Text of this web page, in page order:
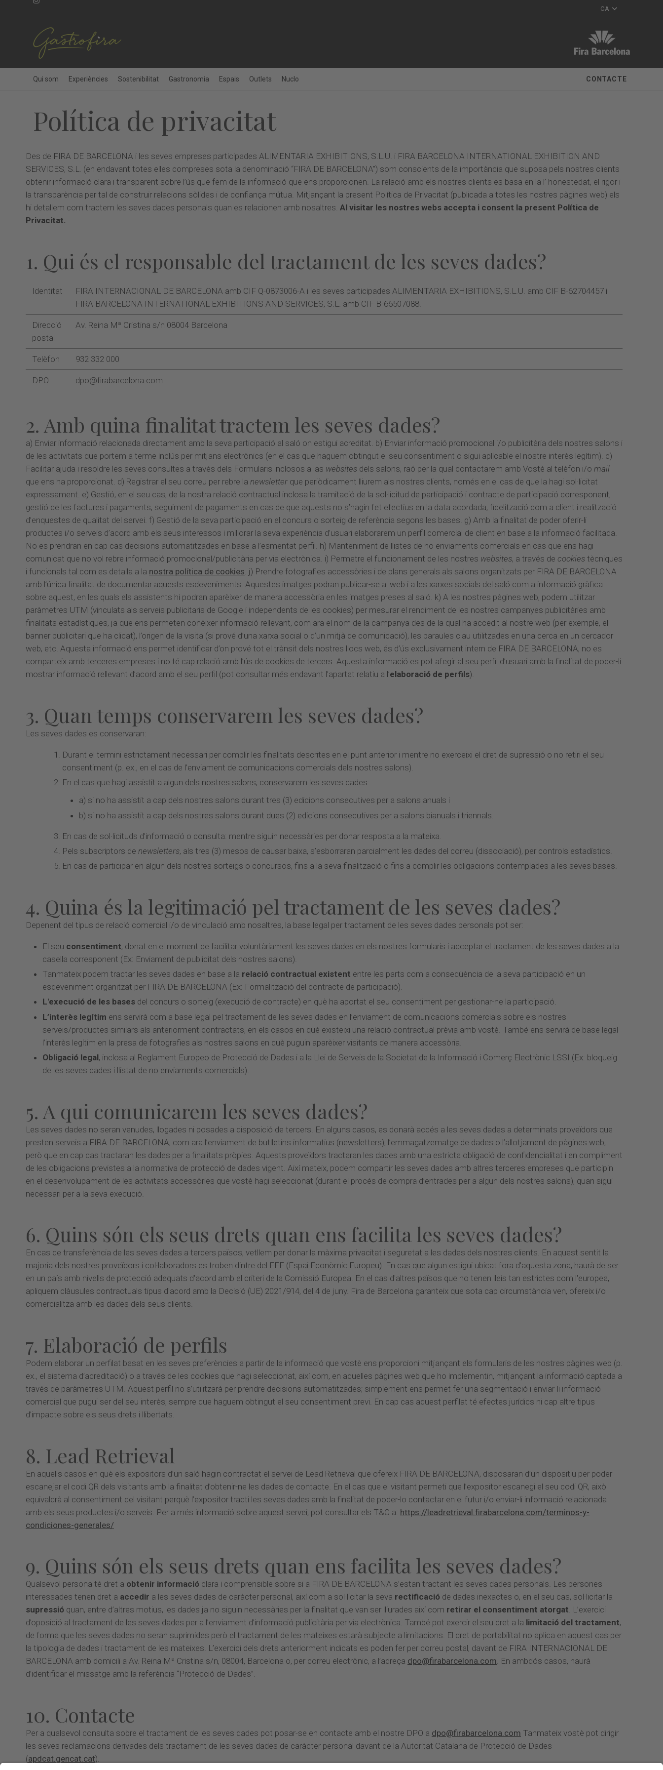
CA
Qui som Experiències Sostenibilitat Gastronomia Espais Outlets Nuclo CONTACTE
Política de privacitat
Des de FIRA DE BARCELONA i les seves empreses participades ALIMENTARIA EXHIBITIONS, S.L.U. i FIRA BARCELONA INTERNATIONAL EXHIBITION AND
SERVICES, S.L. (en endavant totes elles compreses sota la denominació “FIRA DE BARCELONA”) som conscients de la importància que suposa pels nostres clients
obtenir informació clara i transparent sobre l’ús que fem de la informació que ens proporcionen. La relació amb els nostres clients es basa en la l’ honestedat, el rigor i
la transparència per tal de construir relacions sòlides i de confiança mútua. Mitjançant la present Política de Privacitat (publicada a totes les nostres pàgines web) els
hi detallem com tractem les seves dades personals quan es relacionen amb nosaltres. Al visitar les nostres webs accepta i consent la present Política de
Privacitat.
1. Qui és el responsable del tractament de les seves dades?
Identitat
FIRA INTERNACIONAL DE BARCELONA amb CIF Q-0873006-A i les seves participades ALIMENTARIA EXHIBITIONS, S.L.U. amb CIF B-62704457 i
FIRA BARCELONA INTERNATIONAL EXHIBITIONS AND SERVICES, S.L. amb CIF B-66507088.
Direcció
postal
Av. Reina Mª Cristina s/n 08004 Barcelona
Telèfon 932 332 000
DPO dpo@firabarcelona.com
2. Amb quina finalitat tractem les seves dades?
a) Enviar informació relacionada directament amb la seva participació al saló on estigui acreditat. b) Enviar informació promocional i/o publicitària dels nostres salons i
de les activitats que portem a terme inclús per mitjans electrònics (en el cas que haguem obtingut el seu consentiment o sigui aplicable el nostre interès legítim). c)
Facilitar ajuda i resoldre les seves consultes a través dels Formularis inclosos a las websites dels salons, raó per la qual contactarem amb Vostè al telèfon i/o mail
que ens ha proporcionat. d) Registrar el seu correu per rebre la newsletter que periòdicament lliurem als nostres clients, només en el cas de que la hagi sol·licitat
expressament. e) Gestió, en el seu cas, de la nostra relació contractual inclosa la tramitació de la sol·licitud de participació i contracte de participació corresponent,
gestió de les factures i pagaments, seguiment de pagaments en cas de que aquests no s’hagin fet efectius en la data acordada, fidelització com a client i realització
d’enquestes de qualitat del servei. f) Gestió de la seva participació en el concurs o sorteig de referència segons les bases. g) Amb la finalitat de poder oferir-li
productes i/o serveis d’acord amb els seus interessos i millorar la seva experiència d’usuari elaborarem un perfil comercial de client en base a la informació facilitada.
No es prendran en cap cas decisions automatitzades en base a l’esmentat perfil. h) Manteniment de llistes de no enviaments comercials en cas que ens hagi
comunicat que no vol rebre informació promocional/publicitària per via electrònica. i) Permetre el funcionament de les nostres websites, a través de cookies tècniques
i funcionals tal com es detalla a la nostra política de cookies. j) Prendre fotografies accessòries i de plans generals als salons organitzats per FIRA DE BARCELONA
amb l’única finalitat de documentar aquests esdeveniments. Aquestes imatges podran publicar-se al web i a les xarxes socials del saló com a informació gràfica
sobre aquest, en les quals els assistents hi podran aparèixer de manera accessòria en les imatges preses al saló. k) A les nostres pàgines web, podem utilitzar
paràmetres UTM (vinculats als serveis publicitaris de Google i independents de les cookies) per mesurar el rendiment de les nostres campanyes publicitàries amb
finalitats estadístiques, ja que ens permeten conèixer informació rellevant, com ara el nom de la campanya des de la qual ha accedit al nostre web (per exemple, el
banner publicitari que ha clicat), l’origen de la visita (si prové d’una xarxa social o d’un mitjà de comunicació), les paraules clau utilitzades en una cerca en un cercador
web, etc. Aquesta informació ens permet identificar d’on prové tot el trànsit dels nostres llocs web, és d’ús exclusivament intern de FIRA DE BARCELONA, no es
comparteix amb terceres empreses i no té cap relació amb l’ús de cookies de tercers. Aquesta informació es pot afegir al seu perfil d’usuari amb la finalitat de poder-li
mostrar informació rellevant d’acord amb el seu perfil (pot consultar més endavant l’apartat relatiu a l’elaboració de perfils).
3. Quan temps conservarem les seves dades?
Les seves dades es conservaran:
Durant el termini estrictament necessari per complir les finalitats descrites en el punt anterior i mentre no exerceixi el dret de supressió o no retiri el seu
consentiment (p. ex., en el cas de l’enviament de comunicacions comercials dels nostres salons).
En el cas que hagi assistit a algun dels nostres salons, conservarem les seves dades:
a) si no ha assistit a cap dels nostres salons durant tres (3) edicions consecutives per a salons anuals i
b) si no ha assistit a cap dels nostres salons durant dues (2) edicions consecutives per a salons bianuals i triennals.
En cas de sol·licituds d’informació o consulta: mentre siguin necessàries per donar resposta a la mateixa.
Pels subscriptors de newsletters, als tres (3) mesos de causar baixa, s’esborraran parcialment les dades del correu (dissociació), per controls estadístics.
En cas de participar en algun dels nostres sorteigs o concursos, fins a la seva finalització o fins a complir les obligacions contemplades a les seves bases.
4. Quina és la legitimació pel tractament de les seves dades?
Depenent del tipus de relació comercial i/o de vinculació amb nosaltres, la base legal per tractament de les seves dades personals pot ser:
El seu consentiment, donat en el moment de facilitar voluntàriament les seves dades en els nostres formularis i acceptar el tractament de les seves dades a la
casella corresponent (Ex: Enviament de publicitat dels nostres salons).
Tanmateix podem tractar les seves dades en base a la relació contractual existent entre les parts com a conseqüència de la seva participació en un
esdeveniment organitzat per FIRA DE BARCELONA (Ex: Formalització del contracte de participació).
L'execució de les bases del concurs o sorteig (execució de contracte) en què ha aportat el seu consentiment per gestionar-ne la participació.
L’interès legítim ens servirà com a base legal pel tractament de les seves dades en l’enviament de comunicacions comercials sobre els nostres
serveis/productes similars als anteriorment contractats, en els casos en què existeixi una relació contractual prèvia amb vostè. També ens servirà de base legal
l’interès legítim en la presa de fotografies als nostres salons en què puguin aparèixer visitants de manera accessòria.
Obligació legal, inclosa al Reglament Europeo de Protecció de Dades i a la Llei de Serveis de la Societat de la Informació i Comerç Electrònic LSSI (Ex: bloqueig
de les seves dades i llistat de no enviaments comercials).
5. A qui comunicarem les seves dades?
Les seves dades no seran venudes, llogades ni posades a disposició de tercers. En alguns casos, es donarà accés a les seves dades a determinats proveïdors que
presten serveis a FIRA DE BARCELONA, com ara l’enviament de butlletins informatius (newsletters), l’emmagatzematge de dades o l’allotjament de pàgines web,
però que en cap cas tractaran les dades per a finalitats pròpies. Aquests proveïdors tractaran les dades amb una estricta obligació de confidencialitat i en compliment
de les obligacions previstes a la normativa de protecció de dades vigent. Així mateix, podem compartir les seves dades amb altres terceres empreses que participin
en el desenvolupament de les activitats accessòries que vostè hagi seleccionat (durant el procés de compra d’entrades per a algun dels nostres salons), quan sigui
necessari per a la seva execució.
6. Quins són els seus drets quan ens facilita les seves dades?
En cas de transferència de les seves dades a tercers països, vetllem per donar la màxima privacitat i seguretat a les dades dels nostres clients. En aquest sentit la
majoria dels nostres proveïdors i col·laboradors es troben dintre del EEE (Espai Econòmic Europeu). En cas que algun estigui ubicat fora d'aquesta zona, haurà de ser
en un país amb nivells de protecció adequats d'acord amb el criteri de la Comissió Europea. En el cas d'altres països que no tenen lleis tan estrictes com l'europea,
apliquem clàusules contractuals tipus d'acord amb la Decisió (UE) 2021/914, del 4 de juny. Fira de Barcelona garanteix que sota cap circumstància ven, ofereix i/o
comercialitza amb les dades dels seus clients.
7. Elaboració de perfils
Podem elaborar un perfilat basat en les seves preferències a partir de la informació que vostè ens proporcioni mitjançant els formularis de les nostres pàgines web (p.
ex., el sistema d’acreditació) o a través de les cookies que hagi seleccionat, així com, en aquelles pàgines web que ho implementin, mitjançant la informació captada a
través de paràmetres UTM. Aquest perfil no s’utilitzarà per prendre decisions automatitzades; simplement ens permet fer una segmentació i enviar-li informació
comercial que pugui ser del seu interès, sempre que haguem obtingut el seu consentiment previ. En cap cas aquest perfilat té efectes jurídics ni cap altre tipus
d’impacte sobre els seus drets i llibertats.
8. Lead Retrieval
En aquells casos en què els expositors d’un saló hagin contractat el servei de Lead Retrieval que ofereix FIRA DE BARCELONA, disposaran d’un dispositiu per poder
escanejar el codi QR dels visitants amb la finalitat d’obtenir-ne les dades de contacte. En el cas que el visitant permeti que l’expositor escanegi el seu codi QR, això
equivaldrà al consentiment del visitant perquè l’expositor tracti les seves dades amb la finalitat de poder-lo contactar en el futur i/o enviar-li informació relacionada
amb els seus productes i/o serveis. Per a més informació sobre aquest servei, pot consultar els T&C a: https://leadretrieval.firabarcelona.com/terminos-y-
condiciones-generales/
9. Quins són els seus drets quan ens facilita les seves dades?
Qualsevol persona té dret a obtenir informació clara i comprensible sobre si a FIRA DE BARCELONA s’estan tractant les seves dades personals. Les persones
interessades tenen dret a accedir a les seves dades de caràcter personal, així com a sol·licitar la seva rectificació de dades inexactes o, en el seu cas, sol·licitar la
supressió quan, entre d’altres motius, les dades ja no siguin necessàries per la finalitat que van ser lliurades així com retirar el consentiment atorgat. L’exercici
d’oposició al tractament de les seves dades per a l’enviament d’informació publicitària per via electrònica. També pot exercir el seu dret a la limitació del tractament,
de forma que les seves dades no seran suprimides però el tractament de les mateixes estarà subjecte a limitacions. El dret de portabilitat no aplica en aquest cas per
la tipologia de dades i tractament de les mateixes. L’exercici dels drets anteriorment indicats es poden fer per correu postal, davant de FIRA INTERNACIONAL DE
BARCELONA amb domicili a Av. Reina Mª Cristina s/n, 08004, Barcelona o, per correu electrònic, a l’adreça dpo@firabarcelona.com. En ambdós casos, haurà
d’identificar el missatge amb la referència “Protecció de Dades”.
10. Contacte
Per a qualsevol consulta sobre el tractament de les seves dades pot posar-se en contacte amb el nostre DPO a dpo@firabarcelona.com Tanmateix vostè pot dirigir
les seves reclamacions derivades dels tractament de les seves dades de caràcter personal davant de la Autoritat Catalana de Protecció de Dades
(apdcat.gencat.cat).